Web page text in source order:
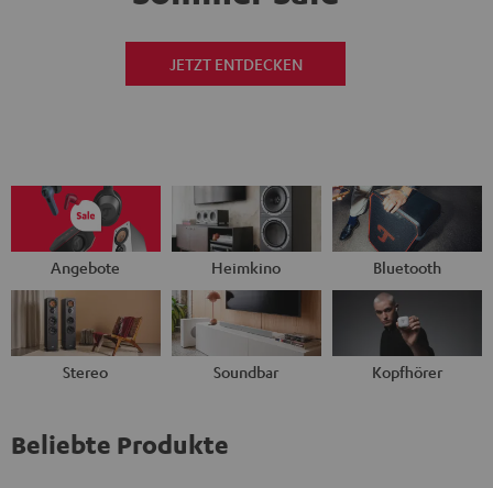
JETZT ENTDECKEN
Angebote Heimkino Bluetooth
Stereo Soundbar Kopfhörer
Beliebte Produkte